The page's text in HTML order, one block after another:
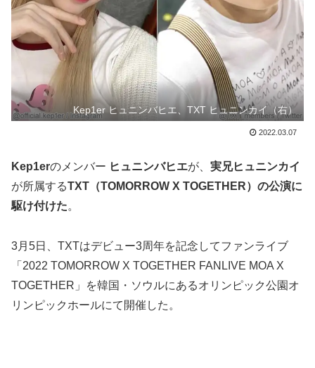
Kep1er ヒュニンバヒエ、TXT ヒュニンカイ（右）
2022.03.07
Kep1erのメンバー ヒュニンバヒエが、 実兄ヒュニンカイ
が所属するTXT（TOMORROW X TOGETHER）の公演に
駆け付けた。
3月5日、TXTはデビュー3周年を記念してファンライブ
「2022 TOMORROW X TOGETHER FANLIVE MOA X
TOGETHER」を韓国・ソウルにあるオリンピック公園オ
リンピックホールにて開催した。